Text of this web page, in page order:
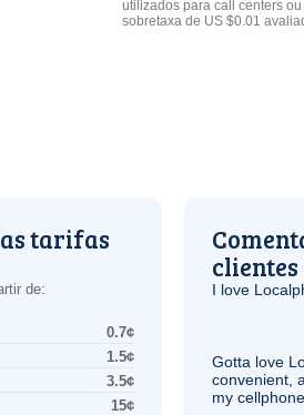
utilizados para call centers
sobretaxa de US $0.01
tarifas
de:
0.7¢
1.5¢
3.5¢
15¢
clientes
I love
Gotta love
convenient,
my